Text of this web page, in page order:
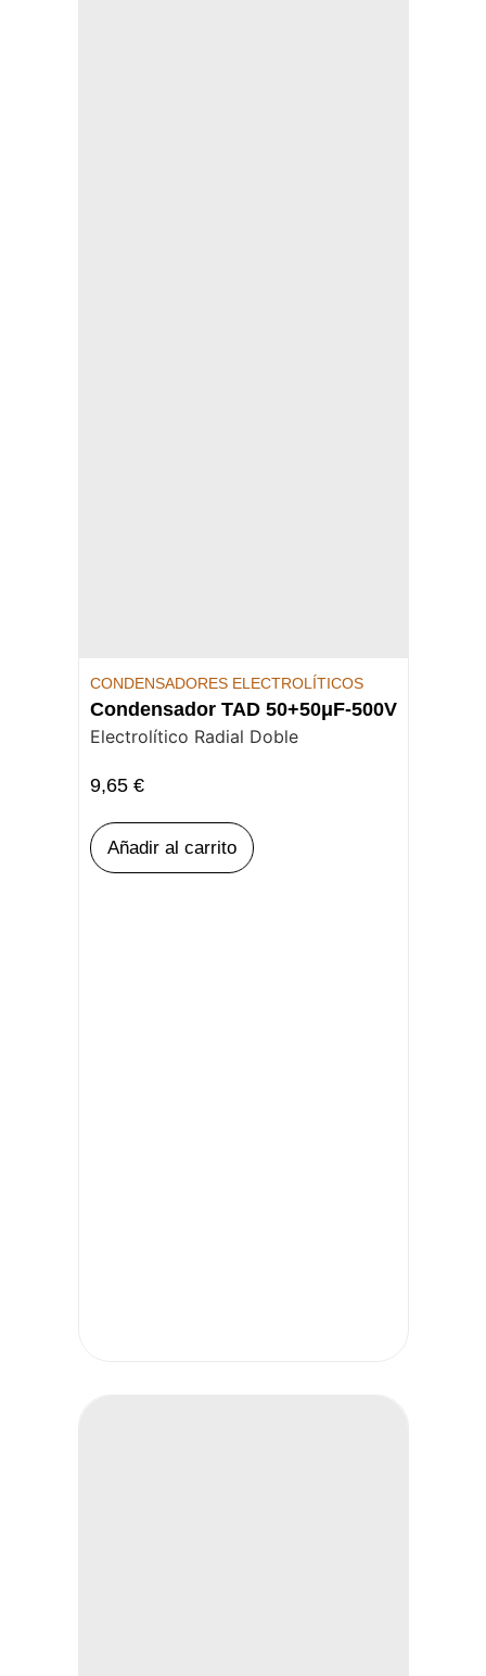
CONDENSADORES ELECTROLÍTICOS
Condensador TAD 50+50μF-500V
Electrolítico Radial Doble
9,65 €
Añadir al carrito